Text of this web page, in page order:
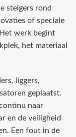
steigers rond
of speciale
werk begint
het materiaal
liggers,
geplaatst.
naar
en de veiligheid
Een fout in de